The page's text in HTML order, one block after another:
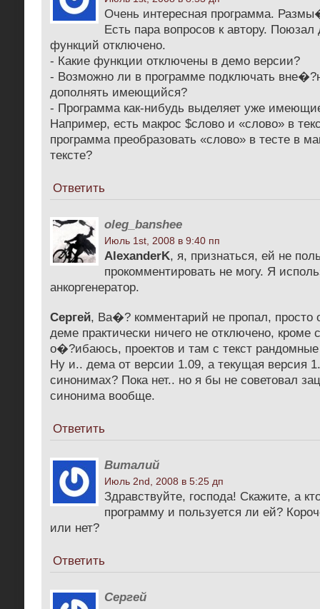
Очень интересная программа.
Есть пара вопросов к автору. Поюзал
функций отключено.
- Какие функции отключены в демо версии?
- Возможно ли в программе подключать
дополнять имеющийся?
- Программа как-нибудь выделяет уже
Например, есть макрос $слово и «слово» в
программа преобразовать «слово» в тесте в
тексте?
Ответить
oleg_banshee
Июль 1st, 2008 в 9:40 пп
AlexanderK, я, признаться, ей не
прокомментировать не могу. Я
анкоргенератор.
Сергей, Ва�? комментарий не пропал,
деме практически ничего не отключено, кроме
о�?ибаюсь, проектов и там с текст
Ну и.. дема от версии 1.09, а текущая версия
синонимах? Пока нет.. но я бы не советовал
синонима вообще.
Ответить
Виталий
Июль 2nd, 2008 в 5:25 дп
Здравствуйте, господа! Скажите, а
программу и пользуется ли ей?
или нет?
Ответить
Сергей